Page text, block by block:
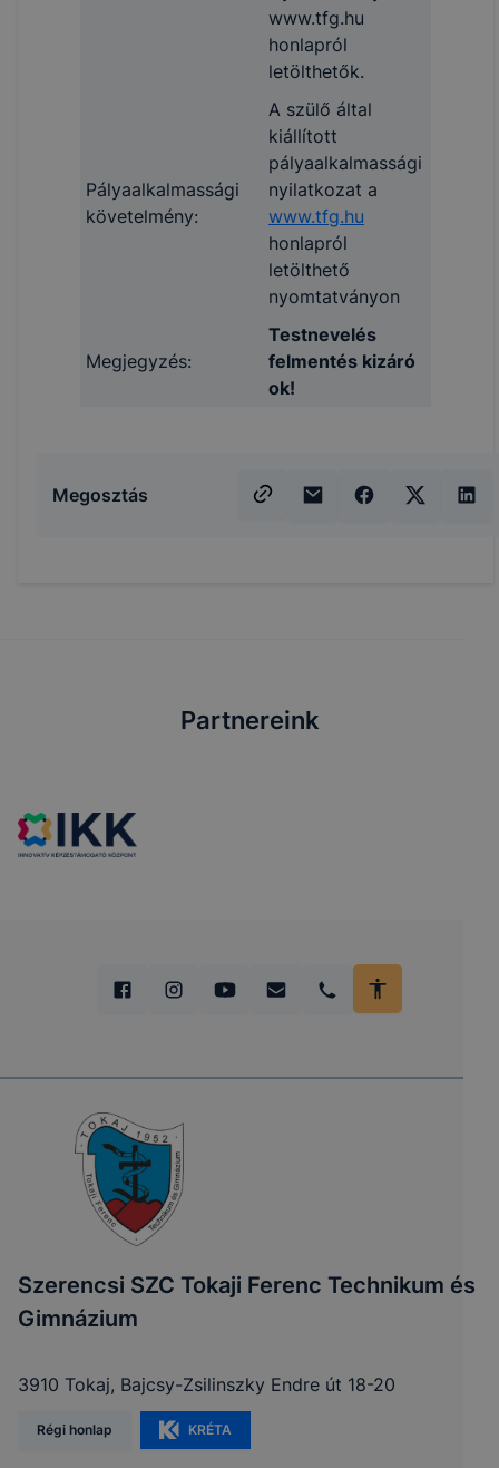
www.tfg.hu
honlapról
letölthetők.
Pályaalkalmassági
követelmény:
A szülő által
kiállított
pályaalkalmassági
nyilatkozat a
www.tfg.hu
honlapról
letölthető
nyomtatványon
Megjegyzés:
Testnevelés
felmentés kizáró
ok!
Megosztás
Partnereink
Szerencsi SZC Tokaji Ferenc Technikum és
Gimnázium
3910 Tokaj, Bajcsy-Zsilinszky Endre út 18-20
Régi honlap KRÉTA